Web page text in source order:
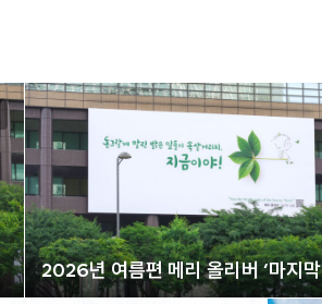
2026년 여름편 메리 올리버 ‘마지막
날들’